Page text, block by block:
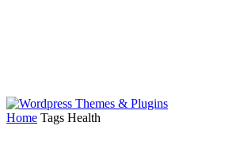
Home Tags Health